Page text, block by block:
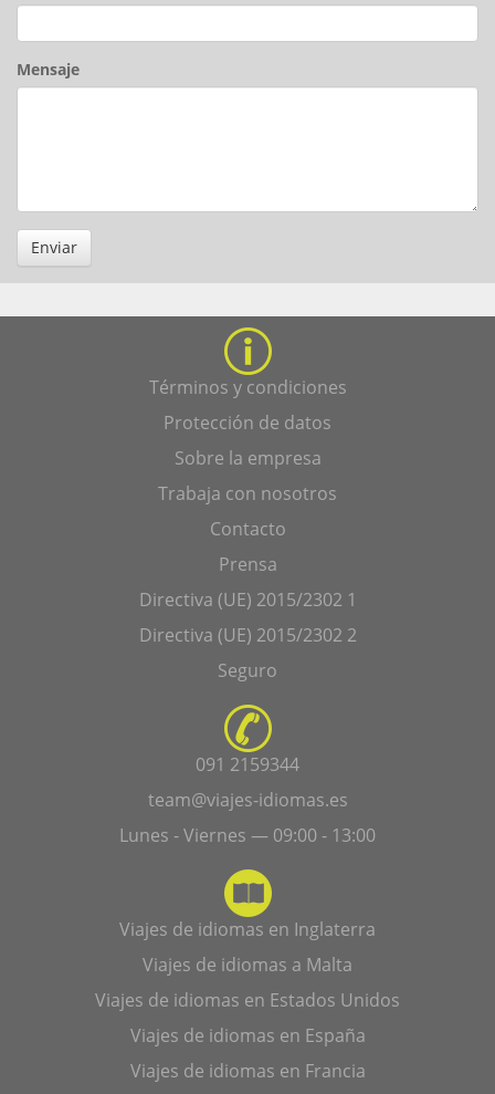
Mensaje
Enviar
Términos y condiciones
Protección de datos
Sobre la empresa
Trabaja con nosotros
Contacto
Prensa
Directiva (UE) 2015/2302 1
Directiva (UE) 2015/2302 2
Seguro
091 2159344
team@viajes-idiomas.es
Lunes - Viernes — 09:00 - 13:00
Viajes de idiomas en Inglaterra
Viajes de idiomas a Malta
Viajes de idiomas en Estados Unidos
Viajes de idiomas en España
Viajes de idiomas en Francia